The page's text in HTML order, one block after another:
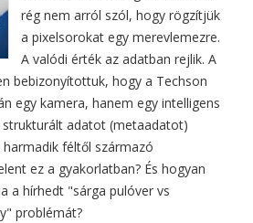
rég nem arról szól, hogy rögzítjük
a pixelsorokat egy merevlemezre.
A valódi érték az adatban rejlik. A
bebizonyítottuk, hogy a Techson
egy kamera, hanem egy intelligens
strukturált adatot (metaadatot)
féltől származó
ez a gyakorlatban? És hogyan
a hírhedt "sárga pulóver vs
problémát?